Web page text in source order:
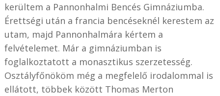
kerültem a Pannonhalmi Bencés Gimnáziumba.
Érettségi után a francia bencéseknél kerestem az
utam, majd Pannonhalmára kértem a
felvételemet. Már a gimnáziumban is
foglalkoztatott a monasztikus szerzetesség.
Osztályfőnököm még a megfelelő irodalommal is
ellátott, többek között Thomas Merton